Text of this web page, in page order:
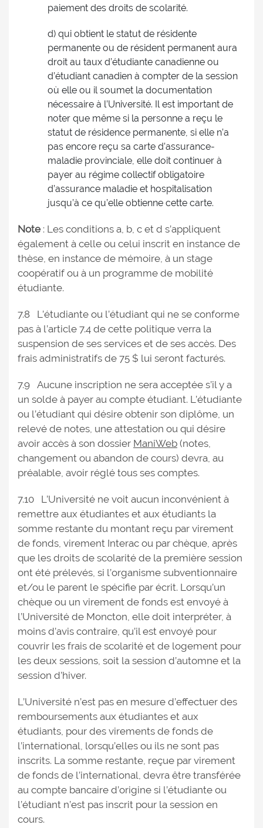
paiement des droits de scolarité.
d) qui obtient le statut de résidente
permanente ou de résident permanent aura
droit au taux d’étudiante canadienne ou
d’étudiant canadien à compter de la session
où elle ou il soumet la documentation
nécessaire à l’Université. Il est important de
noter que même si la personne a reçu le
statut de résidence permanente, si elle n’a
pas encore reçu sa carte d’assurance-
maladie provinciale, elle doit continuer à
payer au régime collectif obligatoire
d’assurance maladie et hospitalisation
jusqu’à ce qu’elle obtienne cette carte.
Note: Les conditions a, b, c et d s’appliquent
également à celle ou celui inscrit en instance de
thèse, en instance de mémoire, à un stage
coopératif ou à un programme de mobilité
étudiante.
7.8 L’étudiante ou l’étudiant qui ne se conforme
pas à l’article 7.4 de cette politique verra la
suspension de ses services et de ses accès. Des
frais administratifs de 75 $ lui seront facturés.
7.9 Aucune inscription ne sera acceptée s’il y a
un solde à payer au compte étudiant. L’étudiante
ou l’étudiant qui désire obtenir son diplôme, un
relevé de notes, une attestation ou qui désire
avoir accès à son dossier ManiWeb (notes,
changement ou abandon de cours) devra, au
préalable, avoir réglé tous ses comptes.
7.10 L’Université ne voit aucun inconvénient à
remettre aux étudiantes et aux étudiants la
somme restante du montant reçu par virement
de fonds, virement Interac ou par chèque, après
que les droits de scolarité de la première session
ont été prélevés, si l’organisme subventionnaire
et/ou le parent le spécifie par écrit. Lorsqu’un
chèque ou un virement de fonds est envoyé à
l’Université de Moncton, elle doit interpréter, à
moins d’avis contraire, qu’il est envoyé pour
couvrir les frais de scolarité et de logement pour
les deux sessions, soit la session d’automne et la
session d’hiver.
L’Université n’est pas en mesure d’effectuer des
remboursements aux étudiantes et aux
étudiants, pour des virements de fonds de
l’international, lorsqu’elles ou ils ne sont pas
inscrits. La somme restante, reçue par virement
de fonds de l’international, devra être transférée
au compte bancaire d’origine si l’étudiante ou
l’étudiant n’est pas inscrit pour la session en
cours.